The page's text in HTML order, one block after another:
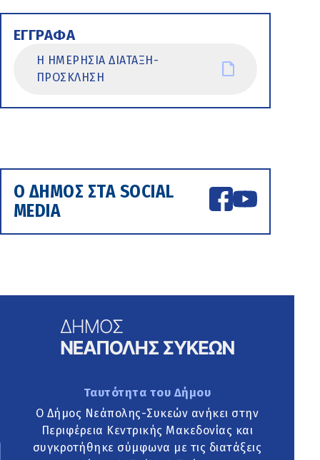
ΕΓΓΡΑΦΑ
Η ΗΜΕΡΗΣΙΑ ΔΙΑΤΑΞΗ-
ΠΡΟΣΚΛΗΣΗ
Ο ΔΗΜΟΣ ΣΤΑ SOCIAL
MEDIA
Ταυτότητα του Δήμου
Ο Δήμος Νεάπολης-Συκεών ανήκει στην
Περιφέρεια Κεντρικής Μακεδονίας και
συγκροτήθηκε σύμφωνα με τις διατάξεις